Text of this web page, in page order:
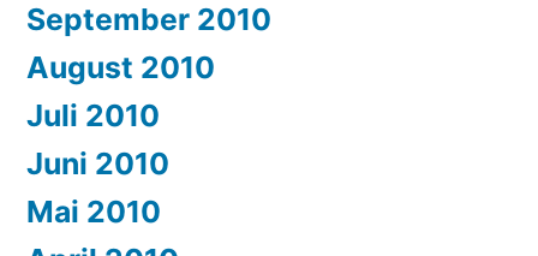
September 2010
August 2010
Juli 2010
Juni 2010
Mai 2010